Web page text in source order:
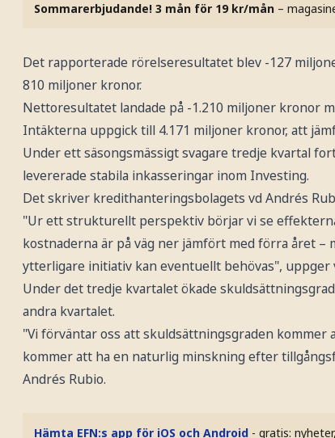
Sommarerbjudande! 3 mån för 19 kr/mån –
Det rapporterade rörelseresultatet blev -127
810 miljoner kronor.
Nettoresultatet landade på -1.210 miljoner kronor
Intäkterna uppgick till 4.171 miljoner kronor, att
Under ett säsongsmässigt svagare tredje kvartal
levererade stabila inkasseringar inom Investing.
Det skriver kredithanteringsbolagets vd Andrés
"Ur ett strukturellt perspektiv börjar vi se
kostnaderna är på väg ner jämfört med förra året
ytterligare initiativ kan eventuellt behövas", uppger
Under det tredje kvartalet ökade
andra kvartalet.
"Vi förväntar oss att skuldsättningsgraden kommer
kommer att ha en naturlig minskning efter
Andrés Rubio.
Hämta EFN:s app för iOS och Android - gratis: